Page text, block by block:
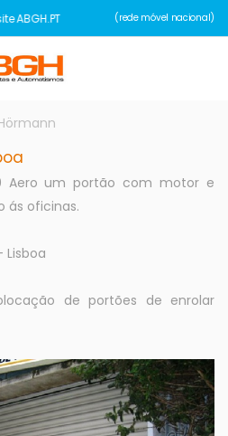
ABGH.PT (rede móvel nacional)
Aero um portão com motor e
ás oficinas.
Lisboa
de portões de enrolar